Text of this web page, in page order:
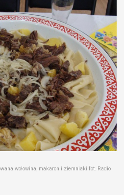
wołowina, makaron i ziemniaki fot. Radio